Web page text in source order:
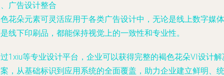
广告设计整合
花朵元素可灵活应用于各类广告设计中，无论是线上数字媒体
线下印刷品，都能保持视觉上的一致性和专业性。
1xiu等专业设计平台，企业可以获得完整的褐色花朵VI设计解
，从基础标识到应用系统的全面覆盖，助力企业建立鲜明、统